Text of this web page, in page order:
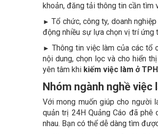
khoản, đăng tải thông tin cần tìm
► Tổ chức, công ty, doanh
động nhiều sự lựa chọn vị trí ứng
► Thông tin việc làm của các tổ
nội dung, chọn lọc và cho hiển
yên tâm khi kiếm việc làm ở
Nhóm ngành nghề việc
Với mong muốn giúp cho người
quản trị 24H Quảng Cáo đã
nhau. Bạn có thể dễ dàng tìm